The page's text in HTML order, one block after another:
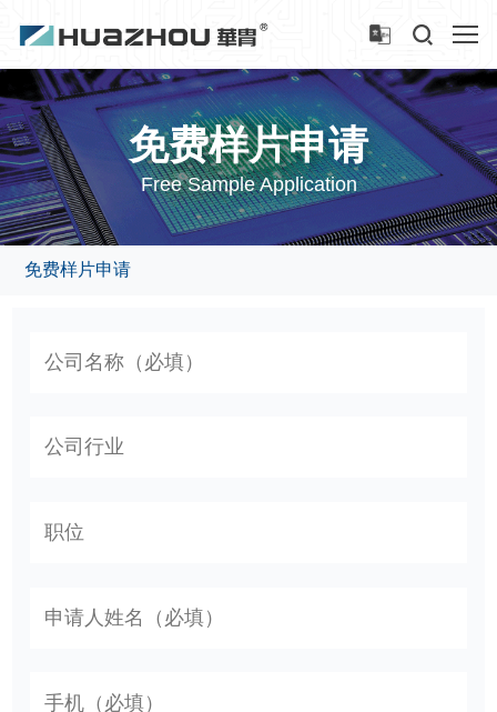
免费样片申请
Free Sample Application
免费样片申请